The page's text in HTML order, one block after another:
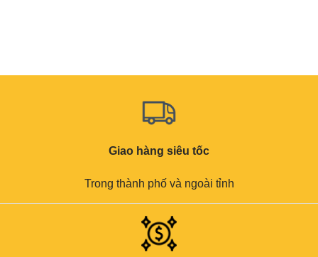
Giao hàng siêu tốc
Trong thành phố và ngoài tỉnh